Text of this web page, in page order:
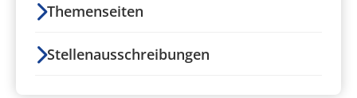
Themenseiten
Stellenausschreibungen